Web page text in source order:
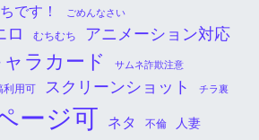
です！ ごめんなさい
ロ むちむち アニメーション対応
ャラカード サムネ詐欺注意
利用可 スクリーンショット チラ裏
ージ可 ネタ 不倫 人妻